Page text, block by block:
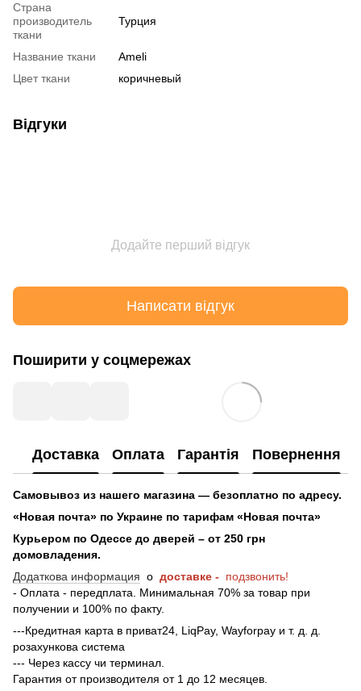
Страна
производитель
ткани
Турция
Название ткани
Ameli
Цвет ткани
коричневый
Відгуки
Додайте перший відгук
Написати відгук
Поширити у соцмережах
Доставка Оплата Гарантія Повернення
Самовывоз из нашего магазина — безоплатно по адресу.
«Новая почта» по Украине по тарифам «Новая почта»
Курьером по Одессе до дверей – от 250 грн
домовладения.
Додаткова информация о доставке - подзвонить!
- Оплата - передплата. Минимальная 70% за товар при
получении и 100% по факту.
---Кредитная карта в приват24, LiqPay, Wayforpay и т. д. д.
розахункова система
--- Через кассу чи терминал.
Гарантия от производителя от 1 до 12 месяцев.